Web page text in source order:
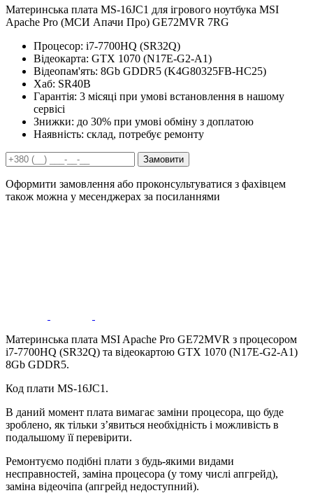
Материнська плата MS-16JC1 для ігрового ноутбука MSI
Apache Pro (МСИ Апачи Про) GE72MVR 7RG
Процесор: i7-7700HQ (SR32Q)
Відеокарта: GTX 1070 (N17E-G2-A1)
Відеопам'ять: 8Gb GDDR5 (K4G80325FB-HC25)
Хаб: SR40B
Гарантія: 3 місяці при умові встановлення в нашому
сервісі
Знижки: до 30% при умові обміну з доплатою
Наявність: склад, потребує ремонту
Замовити
Оформити замовлення або проконсультуватися з фахівцем
також можна у месенджерах за посиланнями
Материнська плата MSI Apache Pro GE72MVR з процесором
i7-7700HQ (SR32Q) та відеокартою GTX 1070 (N17E-G2-A1)
8Gb GDDR5.
Код плати MS-16JC1.
В даний момент плата вимагає заміни процесора, що буде
зроблено, як тільки з’явиться необхідність і можливість в
подальшому її перевірити.
Ремонтуємо подібні плати з будь-якими видами
несправностей, заміна процесора (у тому числі апгрейд),
заміна відеочіпа (апгрейд недоступний).